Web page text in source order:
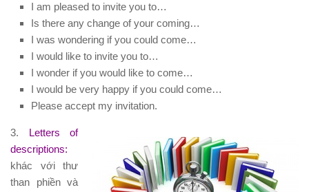
I am pleased to invite you to…
Is there any change of your coming…
I was wondering if you could come…
I would like to invite you to…
I wonder if you would like to come…
I would be very happy if you could come…
Please accept my invitation.
3. Letters of
descriptions:
khác với thư
than phiền và